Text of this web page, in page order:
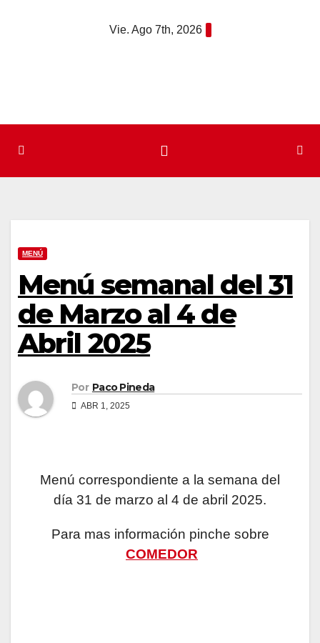
Vie. Ago 7th, 2026
MENÚ
Menú semanal del 31
de Marzo al 4 de
Abril 2025
Por Paco Pineda
ABR 1, 2025
Menú correspondiente a la semana del
día 31 de marzo al 4 de abril 2025.
Para mas información pinche sobre
COMEDOR